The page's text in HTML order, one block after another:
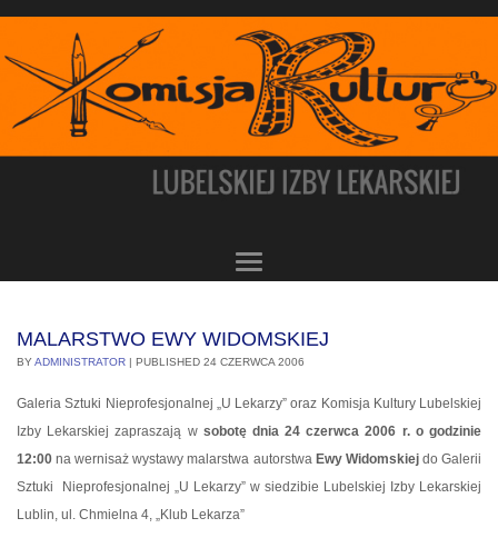
MALARSTWO EWY WIDOMSKIEJ
BYADMINISTRATOR | PUBLISHED 24 CZERWCA 2006
Galeria Sztuki Nieprofesjonalnej „U Lekarzy” oraz Komisja Kultury Lubelskiej
Izby Lekarskiej zapraszają w sobotę dnia 24 czerwca 2006 r. o godzinie
12:00 na wernisaż wystawy malarstwa autorstwa Ewy Widomskiejdo Galerii
Sztuki Nieprofesjonalnej „U Lekarzy” w siedzibie Lubelskiej Izby Lekarskiej
Lublin, ul. Chmielna 4, „Klub Lekarza”